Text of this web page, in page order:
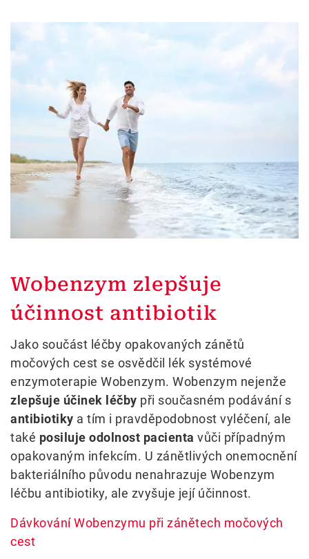
Wobenzym zlepšuje
účinnost antibiotik
Jako součást léčby opakovaných zánětů
močových cest se osvědčil lék systémové
enzymoterapie Wobenzym. Wobenzym nejenže
zlepšuje účinek léčby při současném podávání s
antibiotiky a tím i pravděpodobnost vyléčení, ale
také posiluje odolnost pacienta vůči případným
opakovaným infekcím. U zánětlivých onemocnění
bakteriálního původu nenahrazuje Wobenzym
léčbu antibiotiky, ale zvyšuje její účinnost.
Dávkování Wobenzymu při zánětech močových
cest